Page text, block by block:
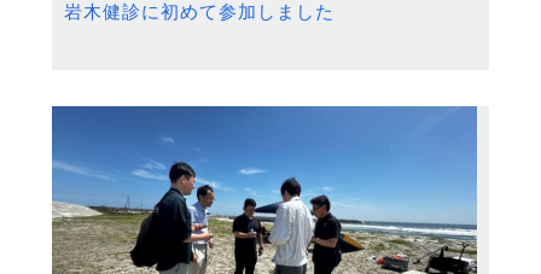
岩木健診に初めて参加しました